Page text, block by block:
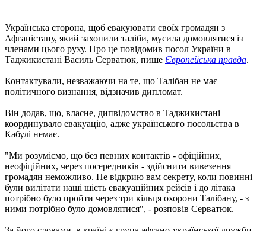
Українська сторона, щоб евакуювати своїх громадян з
Афганістану, який захопили таліби, мусила домовлятися із
членами цього руху. Про це повідомив посол України в
Таджикистані Василь Серватюк, пише Європейська правда.
Контактували, незважаючи на те, що Талібан не має
політичного визнання, відзначив дипломат.
Він додав, що, власне, дипвідомство в Таджикистані
координувало евакуацію, адже українського посольства в
Кабулі немає.
"Ми розуміємо, що без певних контактів - офіційних,
неофіційних, через посередників - здійснити вивезення
громадян неможливо. Не відкрию вам секрету, коли повинні
були вилітати наші шість евакуаційних рейсів і до літака
потрібно було пройти через три кільця охорони Талібану, - з
ними потрібно було домовлятися", - розповів Серватюк.